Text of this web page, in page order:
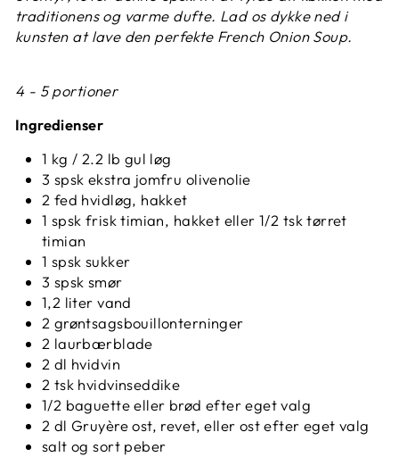
traditionens og varme dufte. Lad os dykke ned i
kunsten at lave den perfekte French Onion Soup.
4 - 5 portioner
Ingredienser
1 kg / 2.2 lb gul løg
3 spsk ekstra jomfru olivenolie
2 fed hvidløg, hakket
1 spsk frisk timian, hakket eller 1/2 tsk tørret
timian
1 spsk sukker
3 spsk smør
1,2 liter vand
2 grøntsagsbouillonterninger
2 laurbærblade
2 dl hvidvin
2 tsk hvidvinseddike
1/2 baguette eller brød efter eget valg
2 dl Gruyère ost, revet, eller ost efter eget valg
salt og sort peber